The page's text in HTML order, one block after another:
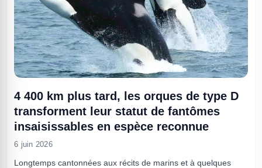
4 400 km plus tard, les orques de type D
transforment leur statut de fantômes
insaisissables en espèce reconnue
6 juin 2026
Longtemps cantonnées aux récits de marins et à quelques